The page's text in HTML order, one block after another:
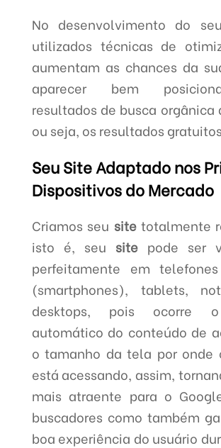
No desenvolvimento do
utilizados técnicas de
aumentam as chances da
aparecer bem
resultados de busca orgânica
ou seja, os resultados
Seu Site Adaptado nos
Dispositivos do Mercado
Criamos seu sitetotalmente
isto é, seu site pode ser
perfeitamente em
(smartphones), tablets,
desktops, pois ocorre
automático do conteúdo de
o tamanho da tela por onde
está acessando, assim,
mais atraente para o
buscadores como também
boa experiência do usuário